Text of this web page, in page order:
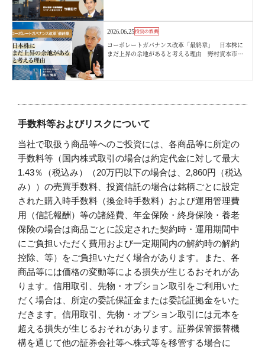
2026.06.25投資の教養
コーポレートガバナンス改革「最終章」 日本株に
まだ上昇の余地があると考える理由 野村資本市場
手数料等およびリスクについて
当社で取扱う商品等へのご投資には、各商品等に所定の
手数料等（国内株式取引の場合は約定代金に対して最大
1.43％（税込み）（20万円以下の場合は、2,860円（税込
み））の売買手数料、投資信託の場合は銘柄ごとに設定
された購入時手数料（換金時手数料）および運用管理費
用（信託報酬）等の諸経費、年金保険・終身保険・養老
保険の場合は商品ごとに設定された契約時・運用期間中
にご負担いただく費用および一定期間内の解約時の解約
控除、等）をご負担いただく場合があります。また、各
商品等には価格の変動等による損失が生じるおそれがあ
ります。信用取引、先物・オプション取引をご利用いた
だく場合は、所定の委託保証金または委託証拠金をいた
だきます。信用取引、先物・オプション取引には元本を
超える損失が生じるおそれがあります。証券保管振替機
構を通じて他の証券会社等へ株式等を移管する場合に